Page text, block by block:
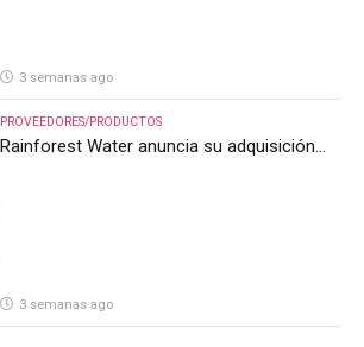
3 semanas ago
PROVEEDORES/PRODUCTOS
Rainforest Water anuncia su adquisición
3 semanas ago